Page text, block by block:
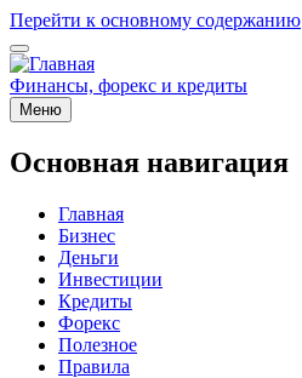
Перейти к основному содержанию
Финансы, форекс и кредиты
Меню
Основная навигация
Главная
Бизнес
Деньги
Инвестиции
Кредиты
Форекс
Полезное
Правила